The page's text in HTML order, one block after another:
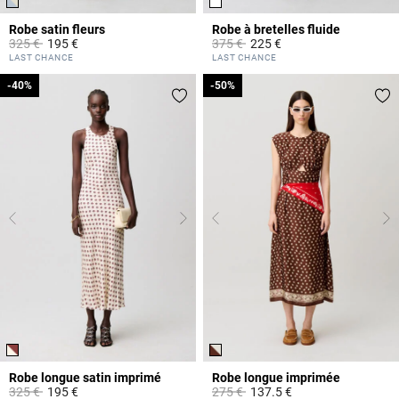
Robe satin fleurs
Prix réduit à partir de
325 €à195 €
4 out of 5 Customer Rating
LAST CHANCE
Robe à bretelles fluide
Prix réduit à partir de
375 €à225 €
3,8 out of 5 Customer Rating
LAST CHANCE
Robe longue satin imprimé
Prix réduit à partir de
325 €à
-40%
195 €
-40%
Robe longue imprimée
Prix réduit à partir de
275 €à
-50%
137.5 €
-50%